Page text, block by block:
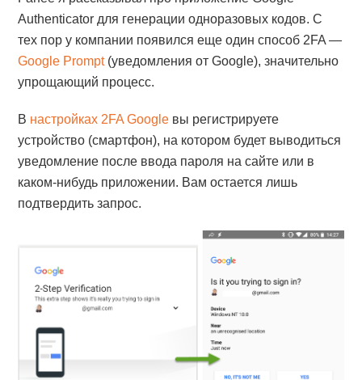
Authenticator для генерации одноразовых кодов. С
тех пор у компании появился еще один способ 2FA —
Google Prompt(уведомления от Google), значительно
упрощающий процесс.
В настройках 2FA Google вы регистрируете
устройство (смартфон), на котором будет выводиться
уведомление после ввода пароля на сайте или в
каком-нибудь приложении. Вам остается лишь
подтвердить запрос.